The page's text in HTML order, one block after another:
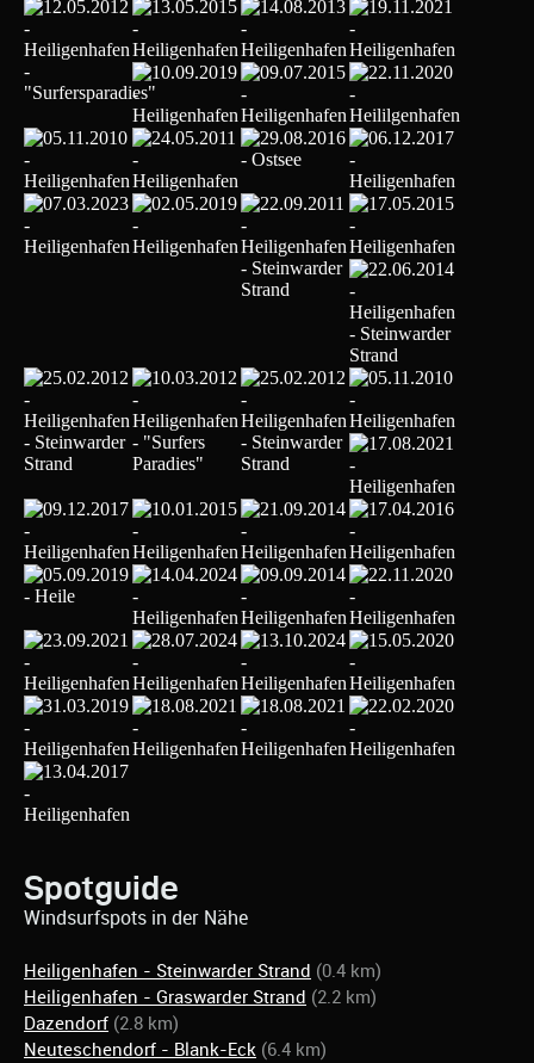
Spotguide
Windsurfspots in der Nähe
Heiligenhafen - Steinwarder Strand (0.4 km)
Heiligenhafen - Graswarder Strand (2.2 km)
Dazendorf (2.8 km)
Neuteschendorf - Blank-Eck (6.4 km)